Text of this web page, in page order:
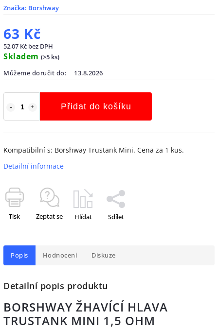
Značka: Borshway
63 Kč
52,07 Kč bez DPH
Skladem (>5 ks)
Můžeme doručit do:
13.8.2026
Přidat do košíku
Kompatibilní s: Borshway Trustank Mini. Cena za 1 kus.
Detailní informace
Tisk Zeptat se Hlídat Sdílet
Popis Hodnocení Diskuze
Detailní popis produktu
BORSHWAY ŽHAVÍCÍ HLAVA
TRUSTANK MINI 1,5 OHM